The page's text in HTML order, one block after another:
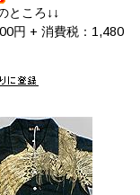
ところ↓↓
円 + 消費税：1,480